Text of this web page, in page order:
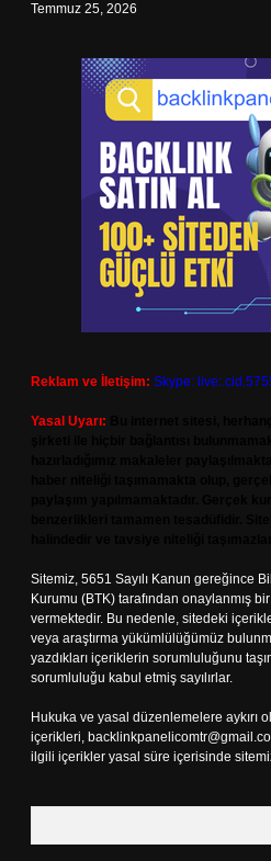
Temmuz 25, 2026
Reklam ve İletişim: Skype:
Yasal Uyarı:
Sitemiz, 5651 Sayılı Kanun gereğince
Kurumu (BTK) tarafından onaylanmış
vermektedir. Bu nedenle, sitedeki
veya araştırma yükümlülüğümüz
yazdıkları içeriklerin sorumluluğunu
sorumluluğu kabul etmiş sayılırlar.
Hukuka ve yasal düzenlemelere aykırı
içerikleri,
ilgili içerikler yasal süre içerisinde